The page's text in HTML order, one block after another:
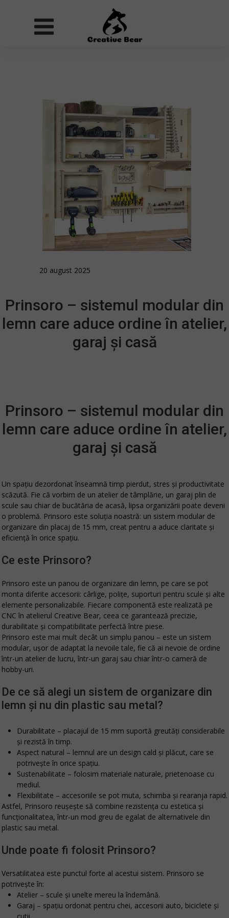
20 august 2025
Prinsoro – sistemul modular din
lemn care aduce ordine în atelier,
garaj și casă
Prinsoro – sistemul modular din
lemn care aduce ordine în atelier,
garaj și casă
Un spațiu dezordonat înseamnă timp pierdut, stres și productivitate
scăzută. Fie că vorbim de un atelier de tâmplărie, un garaj plin de
scule sau chiar de bucătăria de acasă, lipsa organizării poate deveni
o problemă. Prinsoro este soluția noastră: un sistem modular de
organizare din placaj de 15 mm, creat pentru a aduce claritate și
eficiență în orice spațiu.
Ce este Prinsoro?
Prinsoro este un panou de organizare din lemn, pe care se pot
monta diferite accesorii: cârlige, polițe, suporturi pentru scule și alte
elemente personalizabile. Fiecare componentă este realizată pe
CNC în atelierul Creative Bear, ceea ce garantează precizie,
durabilitate și compatibilitate perfectă între piese.
Prinsoro este mai mult decât un simplu panou – este un sistem
modular, ușor de adaptat la nevoile tale, fie că ai nevoie de ordine
într-un atelier de lucru, într-un garaj sau chiar într-o cameră de
hobby-uri.
De ce să alegi un sistem de organizare din
lemn și nu din plastic sau metal?
Durabilitate – placajul de 15 mm suportă greutăți considerabile
și rezistă în timp.
Aspect natural – lemnul are un design cald și plăcut, care se
potrivește în orice spațiu.
Sustenabilitate – folosim materiale naturale, prietenoase cu
mediul.
Flexibilitate – accesoriile se pot muta, schimba și rearanja rapid.
Astfel, Prinsoro reușește să combine rezistența cu estetica și
funcționalitatea, într-un mod greu de egalat de alternativele din
plastic sau metal.
Unde poate fi folosit Prinsoro?
Versatilitatea este punctul forte al acestui sistem. Prinsoro se
potrivește în:
Atelier – scule și unelte mereu la îndemână.
Garaj – spațiu ordonat pentru chei, accesorii auto, biciclete și